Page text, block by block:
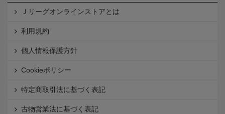
Ｊリーグオンラインストアとは
利用規約
個人情報保護方針
Cookieポリシー
特定商取引法に基づく表記
古物営業法に基づく表記